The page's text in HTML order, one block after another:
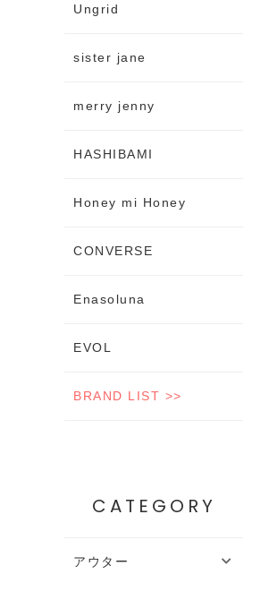
Ungrid
sister jane
merry jenny
HASHIBAMI
Honey mi Honey
CONVERSE
Enasoluna
EVOL
BRAND LIST >>
CATEGORY
アウター